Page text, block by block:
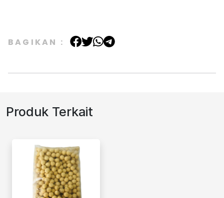
BAGIKAN :
Produk Terkait